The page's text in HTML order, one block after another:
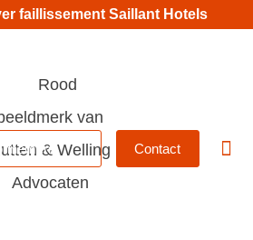
faillissement Saillant Hotels
Contact